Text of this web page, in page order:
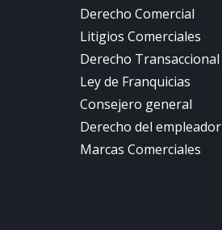
Derecho Comercial
Litigios Comerciales
Derecho Transaccional
Ley de Franquicias
Consejero general
Derecho del empleador
Marcas Comerciales